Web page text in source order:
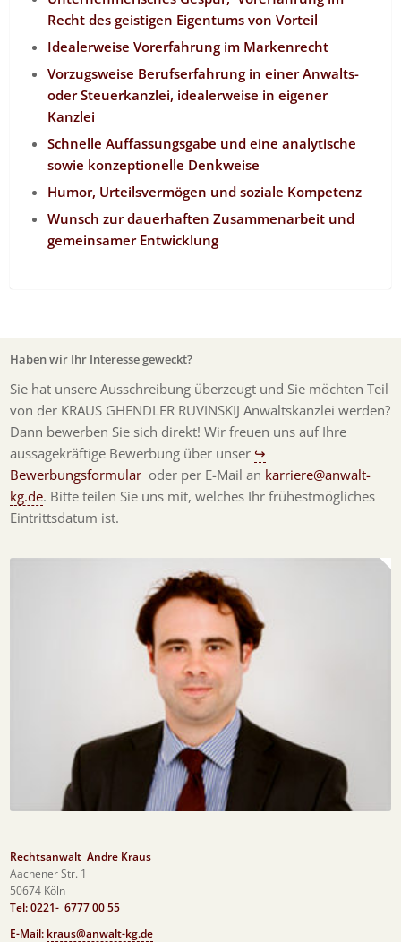
Recht des geistigen Eigentums von Vorteil
Idealerweise Vorerfahrung im Markenrecht
Vorzugsweise Berufserfahrung in einer Anwalts-
oder Steuerkanzlei, idealerweise in eigener
Kanzlei
Schnelle Auffassungsgabe und eine analytische
sowie konzeptionelle Denkweise
Humor, Urteilsvermögen und soziale Kompetenz
Wunsch zur dauerhaften Zusammenarbeit und
gemeinsamer Entwicklung
Haben wir Ihr Interesse geweckt?
Sie hat unsere Ausschreibung überzeugt und Sie möchten Teil
von der KRAUS GHENDLER RUVINSKIJ Anwaltskanzlei werden?
Dann bewerben Sie sich direkt! Wir freuen uns auf Ihre
aussagekräftige Bewerbung über unser ↪
Bewerbungsformular oder per E-Mail an karriere@anwalt-
kg.de. Bitte teilen Sie uns mit, welches Ihr frühestmögliches
Eintrittsdatum ist.
Rechtsanwalt Andre Kraus
Aachener Str. 1
50674 Köln
Tel: 0221- 6777 00 55
E-Mail: kraus@anwalt-kg.de